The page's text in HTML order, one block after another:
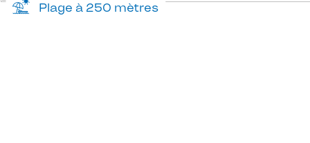
Plage à 250 mètres